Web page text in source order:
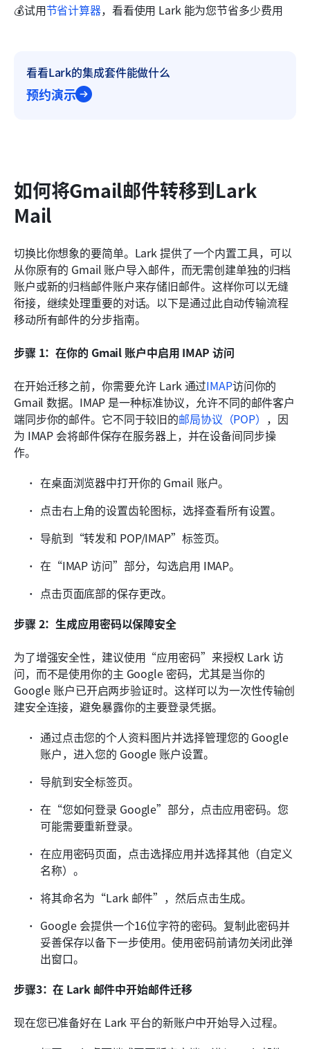
💰试用节省计算器，看看使用 Lark 能为您节省多少费用
看看Lark的集成套件能做什么
预约演示
如何将Gmail邮件转移到Lark
Mail
切换比你想象的要简单。Lark 提供了一个内置工具，可以
从你原有的 Gmail 账户导入邮件，而无需创建单独的归档
账户或新的归档邮件账户来存储旧邮件。这样你可以无缝
衔接，继续处理重要的对话。以下是通过此自动传输流程
移动所有邮件的分步指南。
步骤 1：在你的 Gmail 账户中启用 IMAP 访问
在开始迁移之前，你需要允许 Lark 通过IMAP访问你的
Gmail 数据。IMAP 是一种标准协议，允许不同的邮件客户
端同步你的邮件。它不同于较旧的邮局协议（POP） ，因
为 IMAP 会将邮件保存在服务器上，并在设备间同步操
作。
在桌面浏览器中打开你的 Gmail 账户。
点击右上角的设置齿轮图标，选择查看所有设置。
导航到“转发和 POP/IMAP”标签页。
在“IMAP 访问”部分，勾选启用 IMAP。
点击页面底部的保存更改。
步骤 2：生成应用密码以保障安全
为了增强安全性，建议使用“应用密码”来授权 Lark 访
问，而不是使用你的主 Google 密码，尤其是当你的
Google 账户已开启两步验证时。这样可以为一次性传输创
建安全连接，避免暴露你的主要登录凭据。
通过点击您的个人资料图片并选择管理您的 Google
账户，进入您的 Google 账户设置。
导航到安全标签页。
在“您如何登录 Google”部分，点击应用密码。您
可能需要重新登录。
在应用密码页面，点击选择应用并选择其他（自定义
名称）。
将其命名为“Lark 邮件”，然后点击生成。
Google 会提供一个16位字符的密码。复制此密码并
妥善保存以备下一步使用。使用密码前请勿关闭此弹
出窗口。
步骤3：在 Lark 邮件中开始邮件迁移
现在您已准备好在 Lark 平台的新账户中开始导入过程。